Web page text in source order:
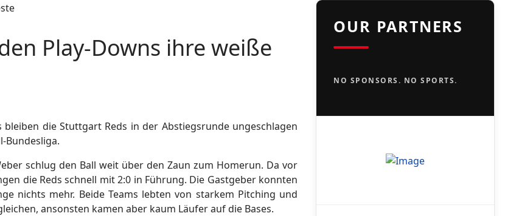
Play-Downs ihre weiße
die Stuttgart Reds in der Abstiegsrunde ungeschlagen
Bundesliga.
schlug den Ball weit über den Zaun zum Homerun. Da vor
die Reds schnell mit 2:0 in Führung. Die Gastgeber konnten
nichts mehr. Beide Teams lebten von starkem Pitching und
ansonsten kamen aber kaum Läufer auf die Bases.
OUR PARTNERS
NO SPONSORS. NO SPORTS.